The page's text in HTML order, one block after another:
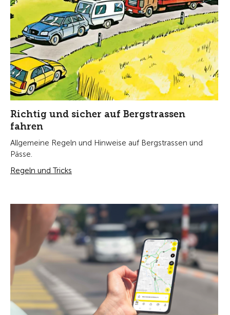
Richtig und sicher auf Bergstrassen
fahren
Allgemeine Regeln und Hinweise auf Bergstrassen und
Pässe.
Regeln und Tricks